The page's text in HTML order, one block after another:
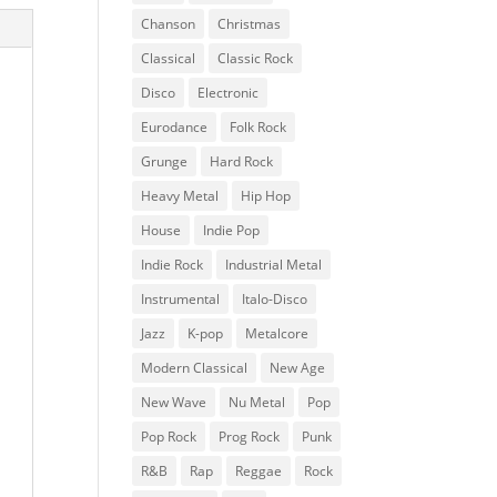
Chanson
Christmas
Classical
Classic Rock
Disco
Electronic
Eurodance
Folk Rock
Grunge
Hard Rock
Heavy Metal
Hip Hop
House
Indie Pop
Indie Rock
Industrial Metal
Instrumental
Italo-Disco
Jazz
K-pop
Metalcore
Modern Classical
New Age
New Wave
Nu Metal
Pop
Pop Rock
Prog Rock
Punk
R&B
Rap Reggae
Rock